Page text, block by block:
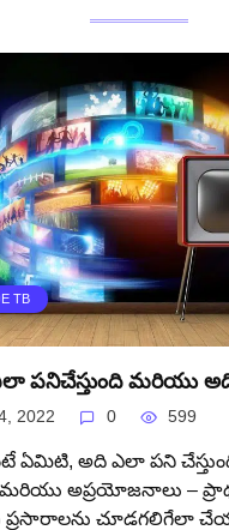
ТВ
పనిచేస్తుంది మరియు
2022 0 599
ఏమిటి, అది ఎలా పని
అప్రయోజనాలు –
చూడగలిగేలా